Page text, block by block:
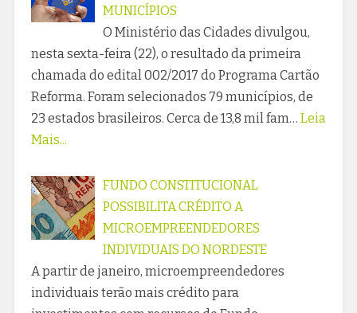
MUNICÍPIOS
O Ministério das Cidades divulgou,
nesta sexta-feira (22), o resultado da primeira
chamada do edital 002/2017 do Programa Cartão
Reforma. Foram selecionados 79 municípios, de
23 estados brasileiros. Cerca de 13,8 mil fam… Leia
Mais...
FUNDO CONSTITUCIONAL
POSSIBILITA CRÉDITO A
MICROEMPREENDEDORES
INDIVIDUAIS DO NORDESTE
A partir de janeiro, microempreendedores
individuais terão mais crédito para